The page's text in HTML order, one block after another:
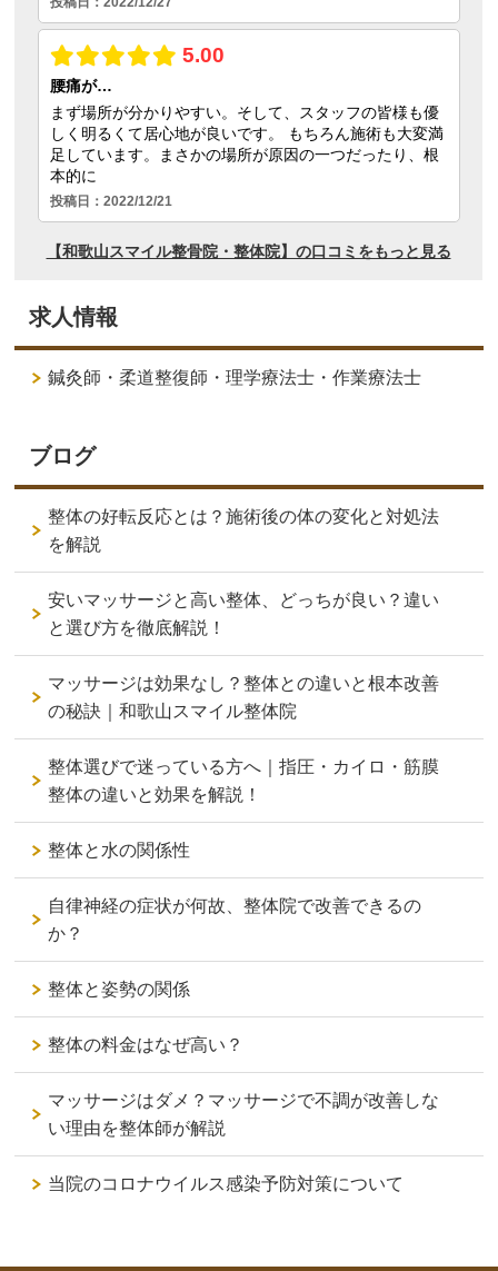
求人情報
鍼灸師・柔道整復師・理学療法士・作業療法士
ブログ
整体の好転反応とは？施術後の体の変化と対処法
を解説
安いマッサージと高い整体、どっちが良い？違い
と選び方を徹底解説！
マッサージは効果なし？整体との違いと根本改善
の秘訣｜和歌山スマイル整体院
整体選びで迷っている方へ｜指圧・カイロ・筋膜
整体の違いと効果を解説！
整体と水の関係性
自律神経の症状が何故、整体院で改善できるの
か？
整体と姿勢の関係
整体の料金はなぜ高い？
マッサージはダメ？マッサージで不調が改善しな
い理由を整体師が解説
当院のコロナウイルス感染予防対策について